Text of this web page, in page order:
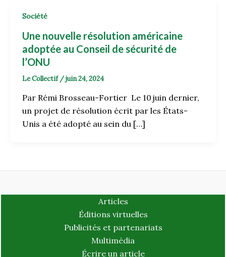
Société
Une nouvelle résolution américaine
adoptée au Conseil de sécurité de
l’ONU
Le Collectif /juin 24, 2024
Par Rémi Brosseau-Fortier Le 10 juin dernier,
un projet de résolution écrit par les États-
Unis a été adopté au sein du […]
Articles
Éditions virtuelles
Publicités et partenariats
Multimédia
Écrire un article